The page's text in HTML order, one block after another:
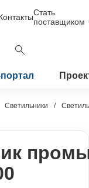
Стать
поставщиком
Светильники